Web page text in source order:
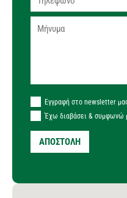
Εγγραφή στο newsletter
Έχω διαβάσει & συμφωνώ